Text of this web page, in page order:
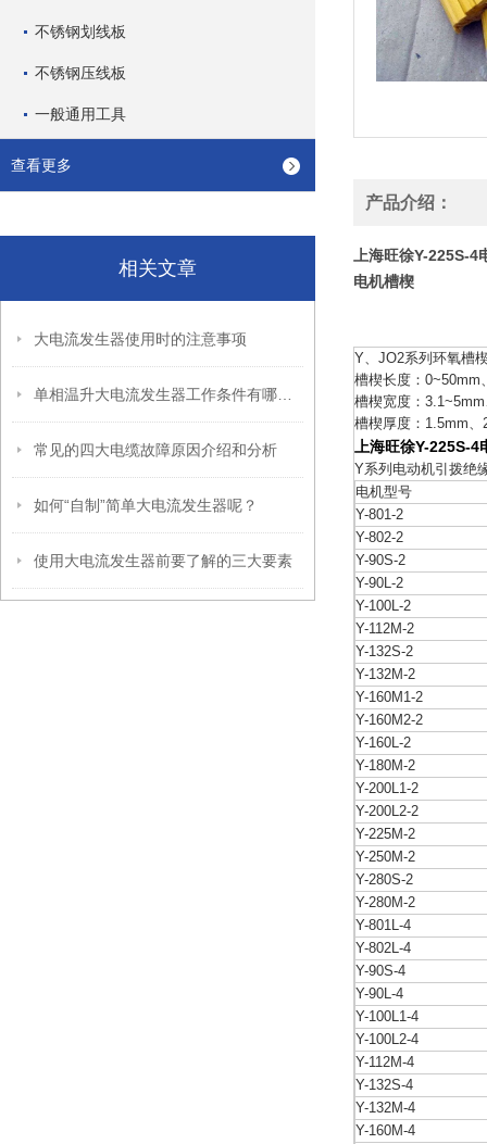
不锈钢划线板
不锈钢压线板
一般通用工具
查看更多
相关文章
大电流发生器使用时的注意事项
常见的四大电缆故障原因介绍和分析
如何“自制”简单大电流发生器呢？
使用大电流发生器前要了解的三大要素
产品介绍：
上海旺徐Y-225S-
电机槽楔
Y、JO2系列环氧槽
槽楔长度：0~50mm
槽楔宽度：
槽楔厚度：1.5mm
上海旺徐Y-225S-
Y系列电动机引拨绝
电机型号
Y-801-2
Y-802-2
Y-90S-2
Y-90L-2
Y-100L-2
Y-112M-2
Y-132S-2
Y-132M-2
Y-160M1-2
Y-160M2-2
Y-160L-2
Y-180M-2
Y-200L1-2
Y-200L2-2
Y-225M-2
Y-250M-2
Y-280S-2
Y-280M-2
Y-801L-4
Y-802L-4
Y-90S-4
Y-90L-4
Y-100L1-4
Y-100L2-4
Y-112M-4
Y-132S-4
Y-132M-4
Y-160M-4